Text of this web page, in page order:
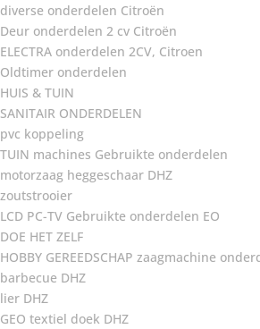
diverse onderdelen Citroën
Deur onderdelen 2 cv Citroën
ELECTRA onderdelen 2CV, Citroen
Oldtimer onderdelen
HUIS & TUIN
SANITAIR ONDERDELEN
pvc koppeling
TUIN machines Gebruikte onderdelen
motorzaag heggeschaar DHZ
zoutstrooier
LCD PC-TV Gebruikte onderdelen EO
DOE HET ZELF
HOBBY GEREEDSCHAP zaagmachine
barbecue DHZ
lier DHZ
GEO textiel doek DHZ